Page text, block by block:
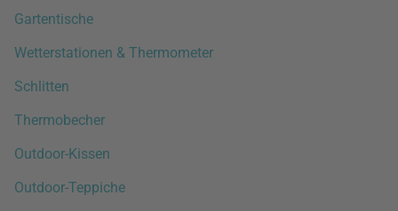
Gartentische
Wetterstationen & Thermometer
Schlitten
Thermobecher
Outdoor-Kissen
Outdoor-Teppiche